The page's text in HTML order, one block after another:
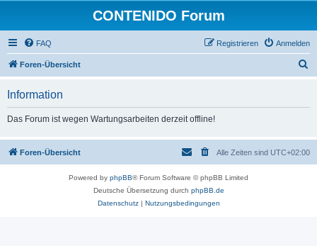
CONTENIDO Forum
FAQ Anmelden
Registrieren
Foren-Übersicht
Information
Das Forum ist wegen Wartungsarbeiten derzeit offline!
Foren-Übersicht Alle Zeiten sind UTC+02:00
Powered by phpBB® Forum Software © phpBB Limited
Deutsche Übersetzung durch phpBB.de
Datenschutz| Nutzungsbedingungen